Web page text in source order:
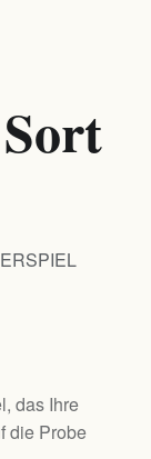
das Ihre
die Probe